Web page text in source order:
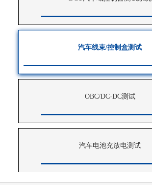
汽车线束/控制盒测试
OBC/DC-DC测试
汽车电池充放电测试